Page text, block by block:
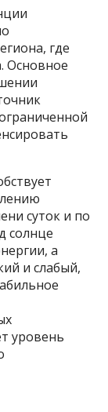
где
Основное
суток и по
солнце
а
и слабый,
уровень